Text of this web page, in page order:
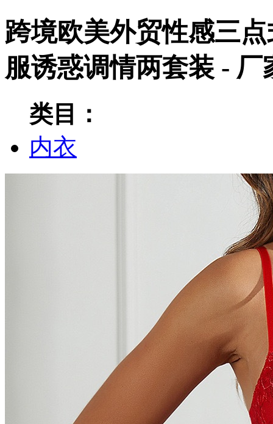
跨境欧美外贸性感三
服诱惑调情两套装 - 厂
类目：
内衣